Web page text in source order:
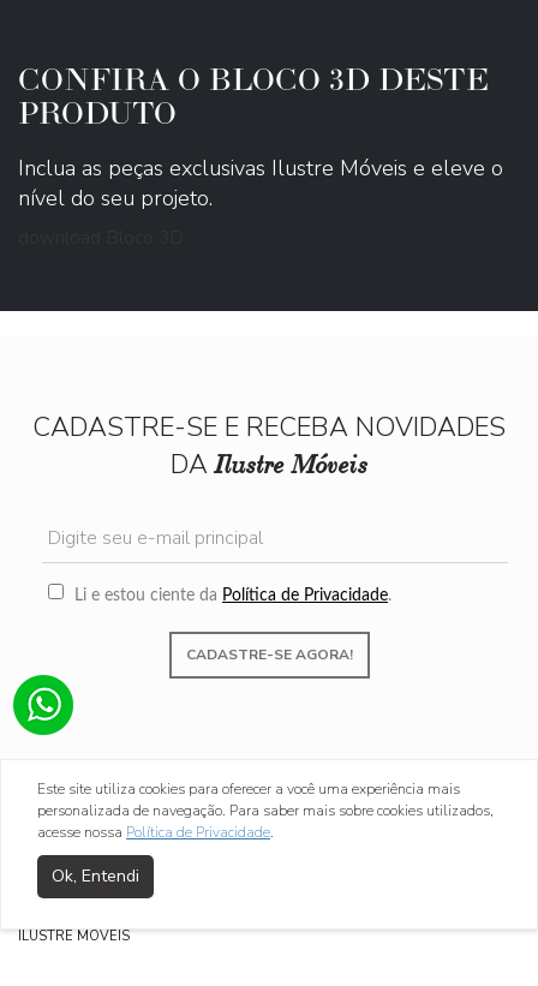
CONFIRA O BLOCO 3D DESTE
PRODUTO
Inclua as peças exclusivas Ilustre Móveis e eleve o
nível do seu projeto.
CADASTRE-SE E RECEBA NOVIDADES
DAIlustre Móveis
Li e estou ciente da Política de Privacidade.
CADASTRE-SE AGORA!
ILUSTRE MÓVEIS
Este site utiliza cookies para oferecer a você uma experiência mais
personalizada de navegação. Para saber mais sobre cookies utilizados,
acesse nossa Política de Privacidade.
Ok, Entendi